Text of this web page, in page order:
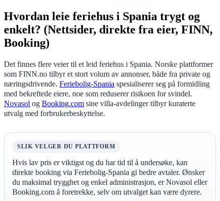
Hvordan leie feriehus i Spania trygt og
enkelt? (Nettsider, direkte fra eier, FINN,
Booking)
Det finnes flere veier til et leid feriehus i Spania. Norske plattformer
som FINN.no tilbyr et stort volum av annonser, både fra private og
næringsdrivende. Feriebolig-Spania spesialiserer seg på formidling
med bekreftede eiere, noe som reduserer risikoen for svindel.
Novasol og Booking.com sine villa-avdelinger tilbyr kuraterte
utvalg med forbrukerbeskyttelse.
SLIK VELGER DU PLATTFORM
Hvis lav pris er viktigst og du har tid til å undersøke, kan
direkte booking via Feriebolig-Spania gi bedre avtaler. Ønsker
du maksimal trygghet og enkel administrasjon, er Novasol eller
Booking.com å foretrekke, selv om utvalget kan være dyrere.